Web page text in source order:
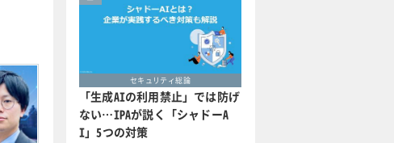
セキュリティ総論
「生成AIの利用禁止」では防げ
ない…IPAが説く「シャドーA
I」5つの対策